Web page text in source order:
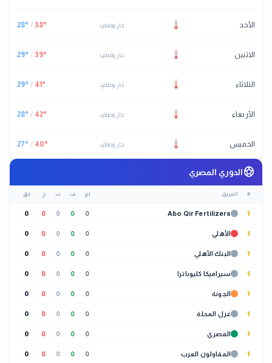
الأحد حار وصافٍ 38°
/
28°
الاثنين حار وصافٍ 39°
/
29°
الثلاثاء حار وصافٍ 41°
/
29°
الأربعاء حار وصافٍ 42°
/
28°
الخميس حار وصافٍ 40°
/
27°
sports_soccerالدوري المصري
# الفريق لع ف ت خ نق
1
Abo Qir Fertilizers
0
0
0
0
0
1 الأهلي 0
0
0
0
0
1 البنك الأهلي 0
0
0
0
0
1 سيراميكا كليوباترا 0
0
0
0
0
1 الجونة 0
0
0
0
0
1 غزل المحلة 0
0
0
0
0
1 المصري 0
0
0
0
0
1 المقاولون العرب 0
0
0
0
0